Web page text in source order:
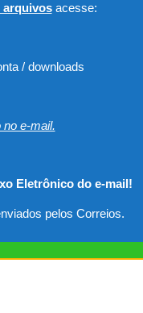
acesse:
/ downloads
e-mail.
Eletrônico do e-mail!
pelos Correios.